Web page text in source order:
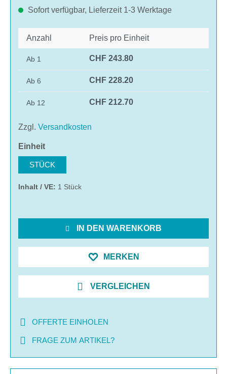
Sofort verfügbar, Lieferzeit 1-3 Werktage
Anzahl Preis pro Einheit
Ab 1 CHF 243.80
Ab 6 CHF 228.20
Ab 12 CHF 212.70
Zzgl. Versandkosten
Einheitauswählen
STÜCK
Inhalt / VE: 1 Stück
IN DEN WARENKORB
MERKEN
VERGLEICHEN
OFFERTE EINHOLEN
FRAGE ZUM ARTIKEL?